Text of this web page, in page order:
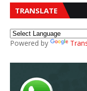
TRANSLATE
Powered by